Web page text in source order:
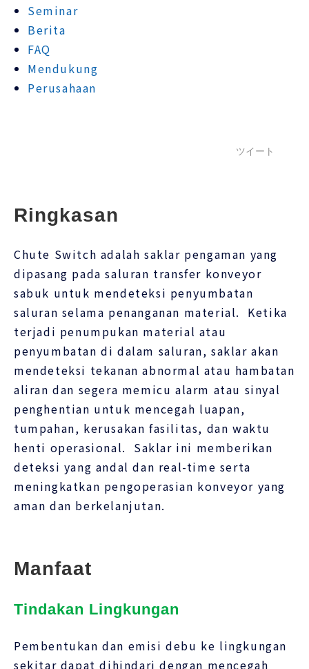
Seminar
Berita
FAQ
Mendukung
Perusahaan
ツイート
Ringkasan
Chute Switch adalah saklar pengaman yang
dipasang pada saluran transfer konveyor
sabuk untuk mendeteksi penyumbatan
saluran selama penanganan material. Ketika
terjadi penumpukan material atau
penyumbatan di dalam saluran, saklar akan
mendeteksi tekanan abnormal atau hambatan
aliran dan segera memicu alarm atau sinyal
penghentian untuk mencegah luapan,
tumpahan, kerusakan fasilitas, dan waktu
henti operasional. Saklar ini memberikan
deteksi yang andal dan real-time serta
meningkatkan pengoperasian konveyor yang
aman dan berkelanjutan.
Manfaat
Tindakan Lingkungan
Pembentukan dan emisi debu ke lingkungan
sekitar dapat dihindari dengan mencegah